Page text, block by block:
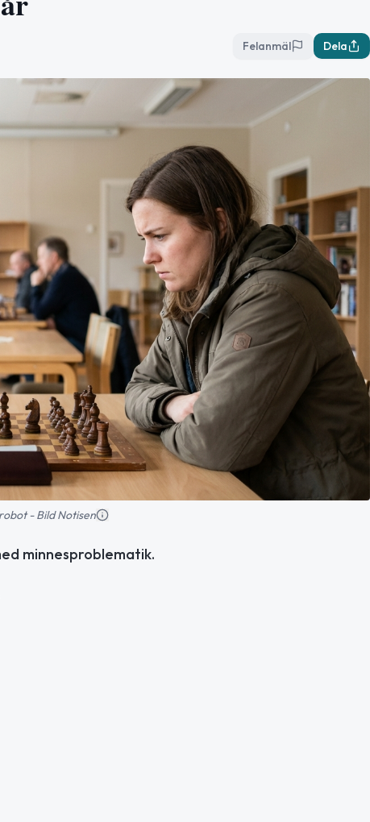
Felanmäl Dela
- Bild Notisen
minnesproblematik.